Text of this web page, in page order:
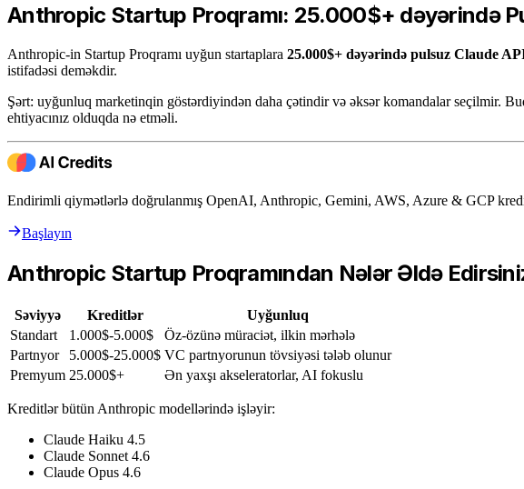
Anthropic Startup Proqramı: 25.000$+ dəyərində
Anthropic-in Startup Proqramı uyğun startaplara 25.000$+ dəyərində pulsuz Claude
istifadəsi deməkdir.
Şərt: uyğunluq marketinqin göstərdiyindən daha çətindir və əksər komandalar seçilmir.
ehtiyacınız olduqda nə etməli.
Endirimli qiymətlərlə doğrulanmış OpenAI, Anthropic, Gemini, AWS, Azure & GCP
Başlayın
Anthropic Startup Proqramından Nələr Əldə
Səviyyə Kreditlər
Uyğunluq
Standart
1.000$-5.000$
Öz-özünə müraciət, ilkin mərhələ
Partnyor
5.000$-25.000$ VC partnyorunun tövsiyəsi tələb olunur
Premyum 25.000$+ Ən yaxşı akseleratorlar, AI fokuslu
Kreditlər bütün Anthropic modellərində işləyir:
Claude Haiku 4.5
Claude Sonnet 4.6
Claude Opus 4.6